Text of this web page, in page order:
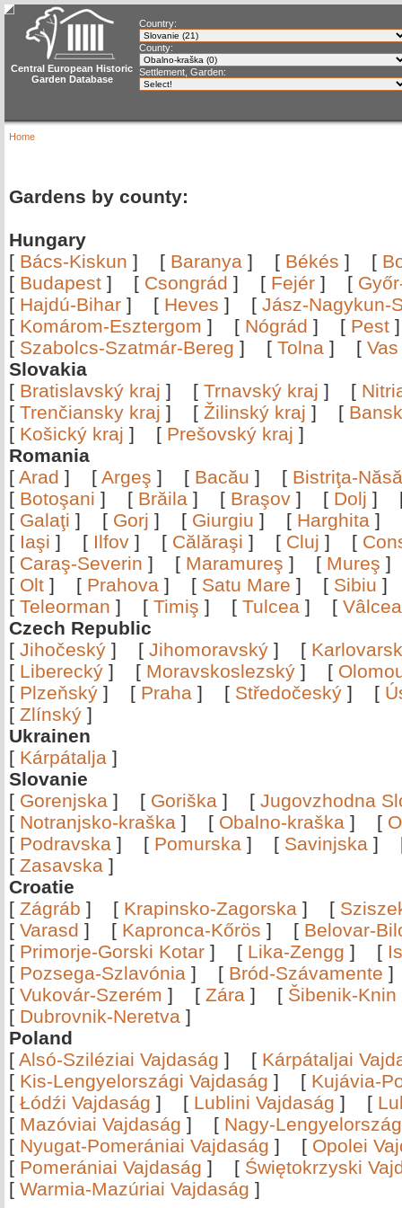
Central European Historic
Garden Database
Country:
County:
Settlement, Garden:
Home
Gardens by county:
Hungary
[ Bács-Kiskun ] [ Baranya ] [ Békés ] [
[ Budapest ] [ Csongrád ] [ Fejér ] [
[ Hajdú-Bihar ] [ Heves ] [ Jász-Nagykun-
[ Komárom-Esztergom ] [ Nógrád ] [ Pest
[ Szabolcs-Szatmár-Bereg ] [ Tolna ] [ Vas
Slovakia
[ Bratislavský kraj ] [ Trnavský kraj ] [
[ Trenčiansky kraj ] [ Žilinský kraj ] [
[ Košický kraj ] [ Prešovský kraj ]
Romania
[ Arad ] [ Argeş ] [ Bacău ] [ Bistriţa-
[ Botoşani ] [ Brăila ] [ Braşov ] [ Dolj ]
[ Galaţi ] [ Gorj ] [ Giurgiu ] [ Harghita ]
[ Iaşi ] [ Ilfov ] [ Călăraşi ] [ Cluj ] [
[ Caraş-Severin ] [ Maramureş ] [ Mureş
[ Olt ] [ Prahova ] [ Satu Mare ] [ Sibiu
[ Teleorman ] [ Timiş ] [ Tulcea ] [
Czech Republic
[ Jihočeský ] [ Jihomoravský ] [
[ Liberecký ] [ Moravskoslezský ] [
[ Plzeňský ] [ Praha ] [ Středočeský ] [
[ Zlínský ]
Ukrainen
[ Kárpátalja ]
Slovanie
[ Gorenjska ] [ Goriška ] [ Jugovzhodna
[ Notranjsko-kraška ] [ Obalno-kraška ] [
[ Podravska ] [ Pomurska ] [ Savinjska ]
[ Zasavska ]
Croatie
[ Zágráb ] [ Krapinsko-Zagorska ] [
[ Varasd ] [ Kapronca-Kőrös ] [ Belovar-
[ Primorje-Gorski Kotar ] [ Lika-Zengg ] [
[ Pozsega-Szlavónia ] [ Bród-Szávamente
[ Vukovár-Szerém ] [ Zára ] [ Šibenik-Knin
[ Dubrovnik-Neretva ]
Poland
[ Alsó-Sziléziai Vajdaság ] [ Kárpátaljai
[ Kis-Lengyelországi Vajdaság ] [ Kujávia-
[ Łódźi Vajdaság ] [ Lublini Vajdaság ] [
[ Mazóviai Vajdaság ] [ Nagy-
[ Nyugat-Pomerániai Vajdaság ] [ Opolei
[ Pomerániai Vajdaság ] [ Świętokrzyski
[ Warmia-Mazúriai Vajdaság ]